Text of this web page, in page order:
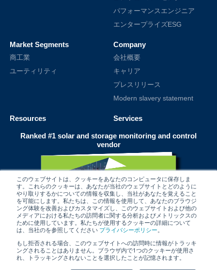
このウェブサイトは、クッキーをあなたのコンピュータに保存しま
す。これらのクッキーは、あなたが当社のウェブサイトとどのように
やり取りするかについての情報を収集し、当社があなたを覚えること
を可能にします。私たちは、この情報を使用して、あなたのブラウジ
ング体験を改善およびカスタマイズし、このウェブサイトおよび他の
メディアにおける私たちの訪問者に関する分析およびメトリックスの
ために使用しています。私たちが使用するクッキーの詳細について
は、当社のを参照してください プライバシーポリシー。
もし拒否される場合、このウェブサイトへの訪問時に情報がトラッキ
ングされることはありません。ブラウザ内で1つのクッキーが使用さ
れ、トラッキングされないことを選択したことが記憶されます。
パフォーマンスエンジニア
エンタープライズESG
Market Segments
商工業
ユーティリティ
Company
会社概要
キャリア
プレスリリース
Modern slavery statement
Resources Services
Ranked #1 solar and storage monitoring and control
vendor
© 2025 alsoenergy, inc.